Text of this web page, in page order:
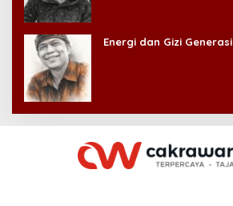
Energi dan Gizi Generasi